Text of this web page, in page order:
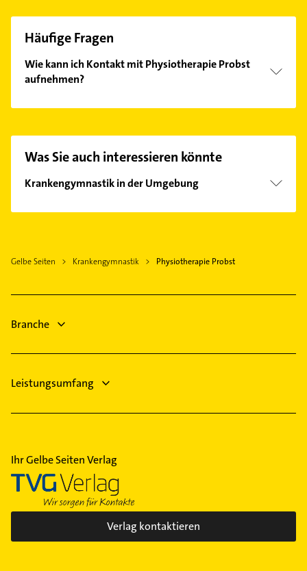
Häufige Fragen
Wie kann ich Kontakt mit Physiotherapie Probst
aufnehmen?
finden Sie alleKontaktdaten.
Was Sie auch interessieren könnte
Krankengymnastik in der Umgebung
Stromberg Hunsrück
Gensingen
Oestrich-Winkel
Gelbe Seiten Krankengymnastik Physiotherapie Probst
Branche
Leistungsumfang
Ihr Gelbe Seiten Verlag
Verlag kontaktieren